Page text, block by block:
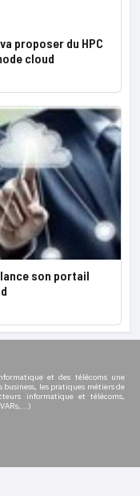
proposer du HPC
cloud
son portail
et des télécoms une
les pratiques métiers de
informatique et télécoms,